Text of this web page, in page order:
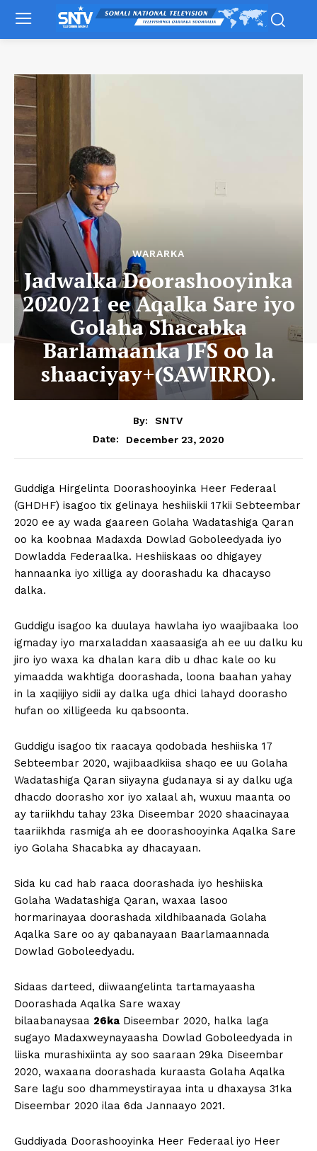
WARARKA
Jadwalka Doorashooyinka
2020/21 ee Aqalka Sare iyo
Golaha Shacabka
Barlamaanka JFS oo la
shaaciyay+(SAWIRRO).
By:
SNTV
Date:
December 23, 2020
Guddiga Hirgelinta Doorashooyinka Heer Federaal
(GHDHF) isagoo tix gelinaya heshiiskii 17kii Sebteembar
2020 ee ay wada gaareen Golaha Wadatashiga Qaran
oo ka koobnaa Madaxda Dowlad Goboleedyada iyo
Dowladda Federaalka. Heshiiskaas oo dhigayey
hannaanka iyo xilliga ay doorashadu ka dhacayso
dalka.
Guddigu isagoo ka duulaya hawlaha iyo waajibaaka loo
igmaday iyo marxaladdan xaasaasiga ah ee uu dalku ku
jiro iyo waxa ka dhalan kara dib u dhac kale oo ku
yimaadda wakhtiga doorashada, loona baahan yahay
in la xaqiijiyo sidii ay dalka uga dhici lahayd doorasho
hufan oo xilligeeda ku qabsoonta.
Guddigu isagoo tix raacaya qodobada heshiiska 17
Sebteembar 2020, wajibaadkiisa shaqo ee uu Golaha
Wadatashiga Qaran siiyayna gudanaya si ay dalku uga
dhacdo doorasho xor iyo xalaal ah, wuxuu maanta oo
ay tariikhdu tahay 23ka Diseembar 2020 shaacinayaa
taariikhda rasmiga ah ee doorashooyinka Aqalka Sare
iyo Golaha Shacabka ay dhacayaan.
Sida ku cad hab raaca doorashada iyo heshiiska
Golaha Wadatashiga Qaran, waxaa lasoo
hormarinayaa doorashada xildhibaanada Golaha
Aqalka Sare oo ay qabanayaan Baarlamaannada
Dowlad Goboleedyadu.
Sidaas darteed, diiwaangelinta tartamayaasha
Doorashada Aqalka Sare waxay
bilaabanaysaa 26ka Diseembar 2020, halka laga
sugayo Madaxweynayaasha Dowlad Goboleedyada in
liiska murashixiinta ay soo saaraan 29ka Diseembar
2020, waxaana doorashada kuraasta Golaha Aqalka
Sare lagu soo dhammeystirayaa inta u dhaxaysa 31ka
Diseembar 2020 ilaa 6da Jannaayo 2021.
Guddiyada Doorashooyinka Heer Federaal iyo Heer